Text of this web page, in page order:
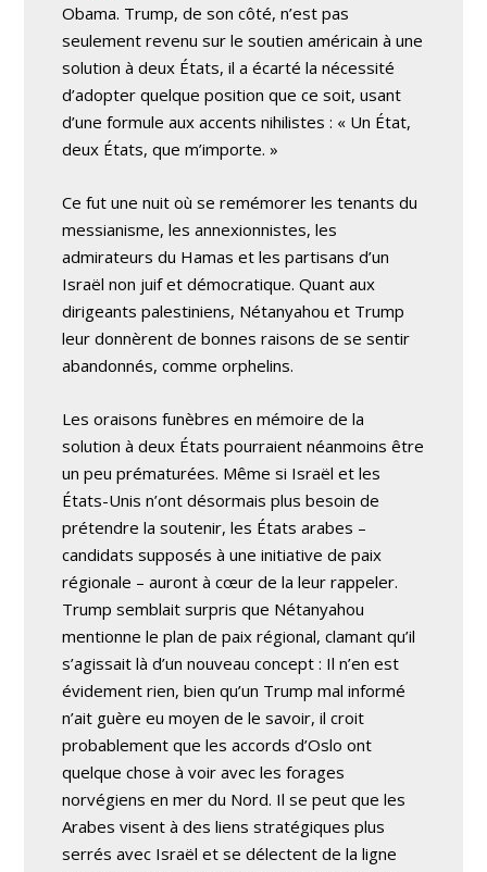
Obama. Trump, de son côté, n’est pas
seulement revenu sur le soutien américain à une
solution à deux États, il a écarté la nécessité
d’adopter quelque position que ce soit, usant
d’une formule aux accents nihilistes : « Un État,
deux États, que m’importe. »
Ce fut une nuit où se remémorer les tenants du
messianisme, les annexionnistes, les
admirateurs du Hamas et les partisans d’un
Israël non juif et démocratique. Quant aux
dirigeants palestiniens, Nétanyahou et Trump
leur donnèrent de bonnes raisons de se sentir
abandonnés, comme orphelins.
Les oraisons funèbres en mémoire de la
solution à deux États pourraient néanmoins être
un peu prématurées. Même si Israël et les
États-Unis n’ont désormais plus besoin de
prétendre la soutenir, les États arabes –
candidats supposés à une initiative de paix
régionale – auront à cœur de la leur rappeler.
Trump semblait surpris que Nétanyahou
mentionne le plan de paix régional, clamant qu’il
s’agissait là d’un nouveau concept : Il n’en est
évidement rien, bien qu’un Trump mal informé
n’ait guère eu moyen de le savoir, il croit
probablement que les accords d’Oslo ont
quelque chose à voir avec les forages
norvégiens en mer du Nord. Il se peut que les
Arabes visent à des liens stratégiques plus
serrés avec Israël et se délectent de la ligne